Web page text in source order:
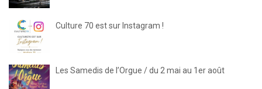
Culture 70 est sur Instagram !
Les Samedis de l’Orgue / du 2 mai au 1er août